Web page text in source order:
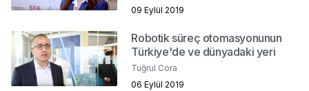
09 Eylül 2019
Robotik süreç otomasyonunun
Türkiye'de ve dünyadaki yeri
Tuğrul Cora
06 Eylül 2019